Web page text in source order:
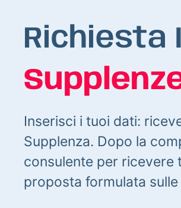
Richiesta
Inserisci i tuoi dati:
Supplenza. Dopo la
consulente per ricevere
proposta formulata